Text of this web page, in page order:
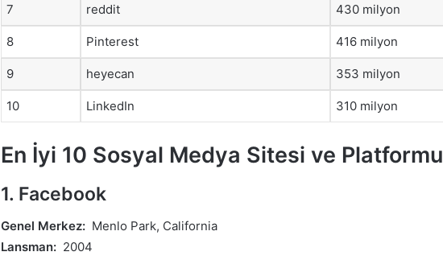
7 reddit 430 milyon
8 Pinterest 416 milyon
9 heyecan 353 milyon
10 LinkedIn 310 milyon
En İyi 10 Sosyal Medya Sitesi ve Platformu
1. Facebook
Genel Merkez: Menlo Park, California
Lansman: 2004